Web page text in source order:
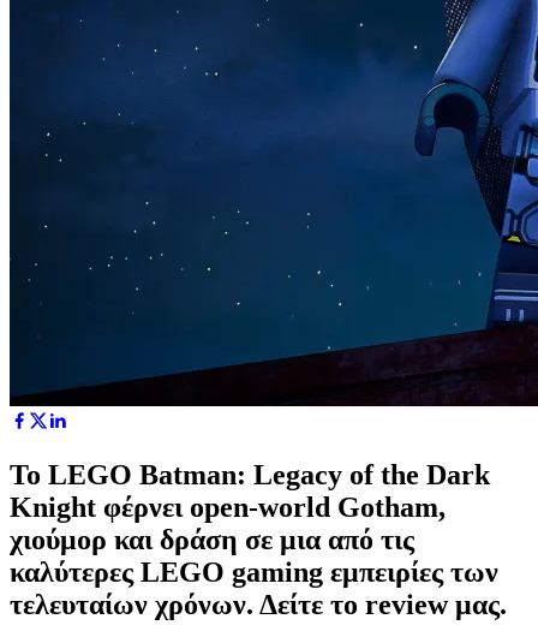
Το LEGO Batman: Legacy of the Dark
Knight φέρνει open-world Gotham,
χιούμορ και δράση σε μια από τις
καλύτερες LEGO gaming εμπειρίες των
τελευταίων χρόνων. Δείτε το review μας.